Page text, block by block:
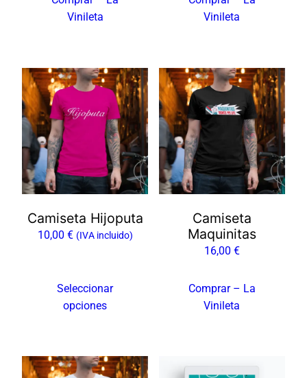
Vinileta
Vinileta
Camiseta Hijoputa
10,00 € (IVA incluido)
Seleccionar
opciones
Este
producto
tiene
múltiples
variantes.
Las
opciones
pueden
elegir
Camiseta
Maquinitas
16,00 €
Comprar – La
Vinileta